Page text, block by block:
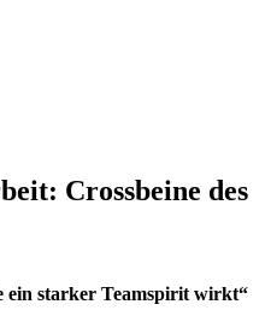
Crossbeine des
ein starker Teamspirit wirkt“